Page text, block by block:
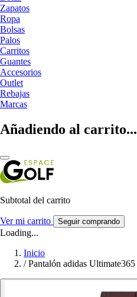
Zapatos
Ropa
Bolsas
Palos
Carritos
Guantes
Accesorios
Outlet
Rebajas
Marcas
Añadiendo al carrito...
Subtotal del carrito
Ver mi carrito Seguir comprando
Loading...
Inicio
/ Pantalón adidas Ultimate365